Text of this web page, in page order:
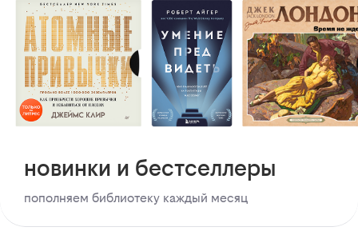
новинки и бестселлеры
пополняем библиотеку каждый месяц